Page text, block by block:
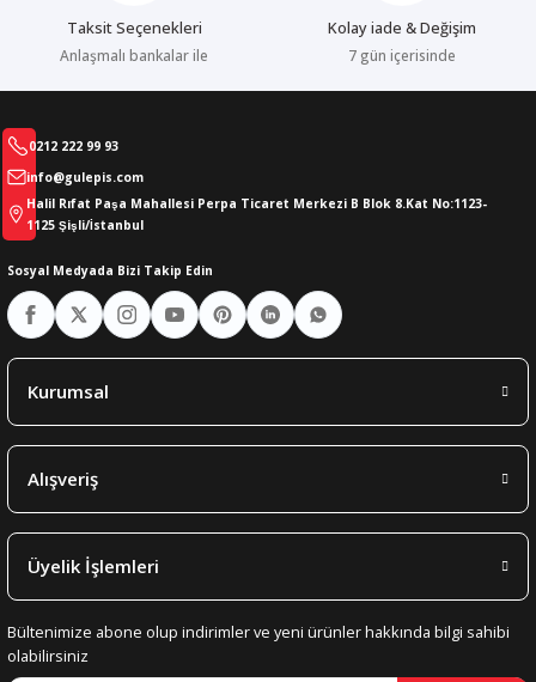
Taksit Seçenekleri
Anlaşmalı bankalar ile
Kolay iade & Değişim
7 gün içerisinde
0212 222 99 93
info@gulepis.com
Halil Rıfat Paşa Mahallesi Perpa Ticaret Merkezi B Blok 8.Kat No:1123-
1125 Şişli/İstanbul
Sosyal Medyada Bizi Takip Edin
Kurumsal
Alışveriş
Üyelik İşlemleri
Bültenimize abone olup indirimler ve yeni ürünler hakkında bilgi sahibi
olabilirsiniz